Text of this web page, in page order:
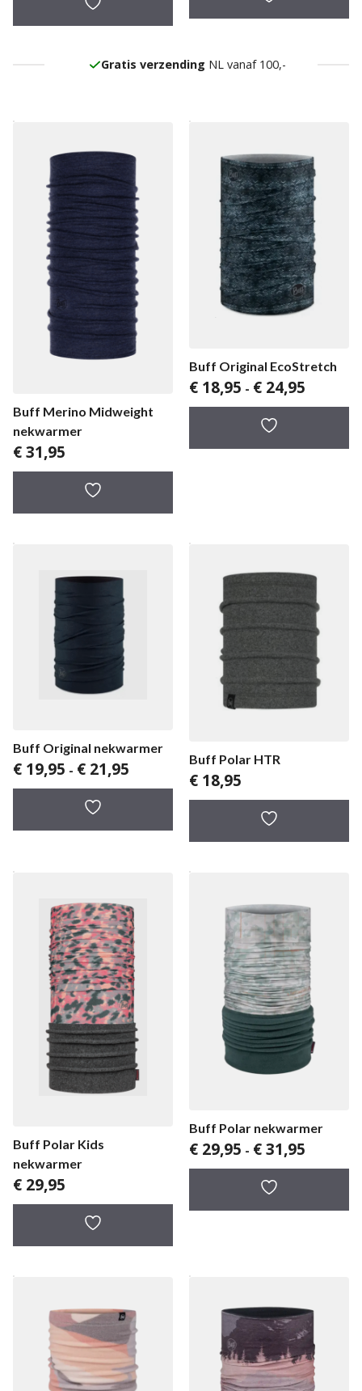
Gratis verzending NL vanaf 100,-
Buff Merino Midweight
nekwarmer
€31,95
Buff Original EcoStretch
€ 18,95 - € 24,95
Buff Original nekwarmer
€ 19,95 - € 21,95 Prijsklasse:Buff Polar HTR
€ 18,95
Buff Polar Kids
nekwarmer
€ 29,95
Buff Polar nekwarmer
€ 29,95 - €31,95